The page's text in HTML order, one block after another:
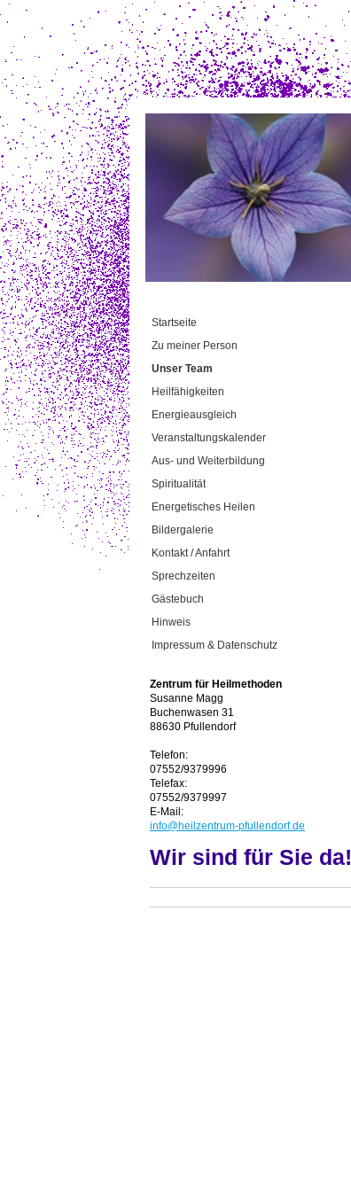
Startseite
Zu meiner Person
Unser Team
Heilfähigkeiten
Energieausgleich
Veranstaltungskalender
Aus- und Weiterbildung
Spiritualität
Energetisches Heilen
Bildergalerie
Kontakt / Anfahrt
Sprechzeiten
Gästebuch
Hinweis
Impressum & Datenschutz
Zentrum für Heilmethoden
Susanne Magg
Buchenwasen 31
88630 Pfullendorf
Telefon:
07552/9379996
Telefax:
07552/9379997
E-Mail:
info@heilzentrum-pfullendorf.de
Wir sind für Sie da!